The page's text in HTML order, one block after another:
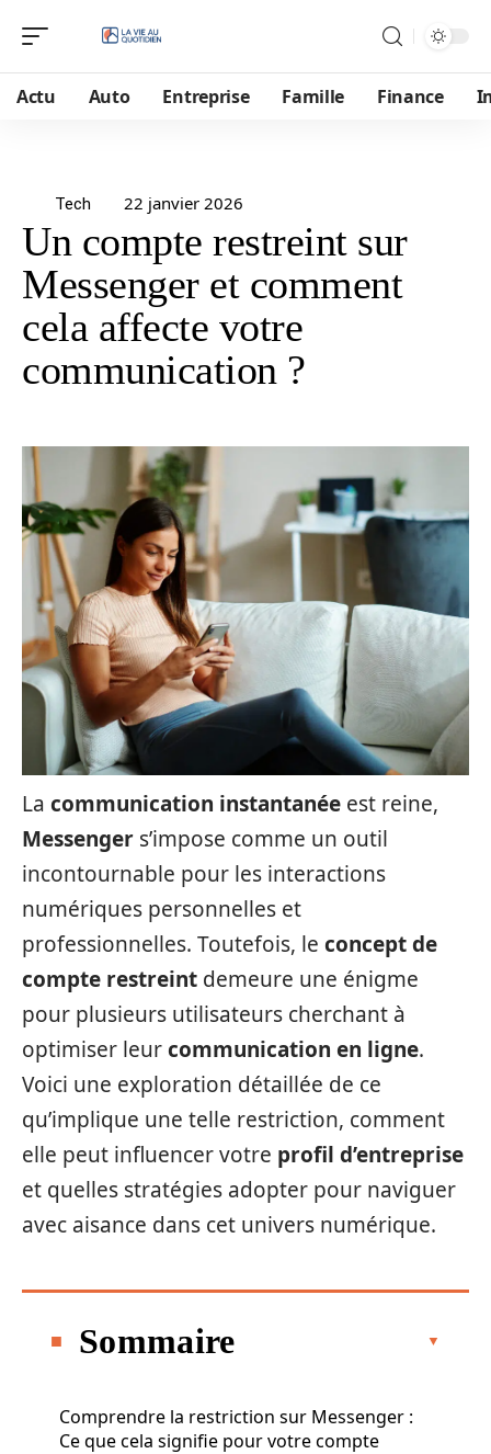
Actu Auto Entreprise Famille Finance
Tech 22 janvier 2026
Un compte restreint sur
Messenger et comment
cela affecte votre
communication ?
La communication instantanée est reine,
Messenger s’impose comme un outil
incontournable pour les interactions
numériques personnelles et
professionnelles. Toutefois, le concept de
compte restreint demeure une énigme
pour plusieurs utilisateurs cherchant à
optimiser leurcommunication en ligne.
Voici une exploration détaillée de ce
qu’implique une telle restriction, comment
elle peut influencer votre profil d’entreprise
et quelles stratégies adopter pour naviguer
avec aisance dans cet univers numérique.
Sommaire
Comprendre la restriction sur Messenger :
Ce que cela signifie pour votre compte